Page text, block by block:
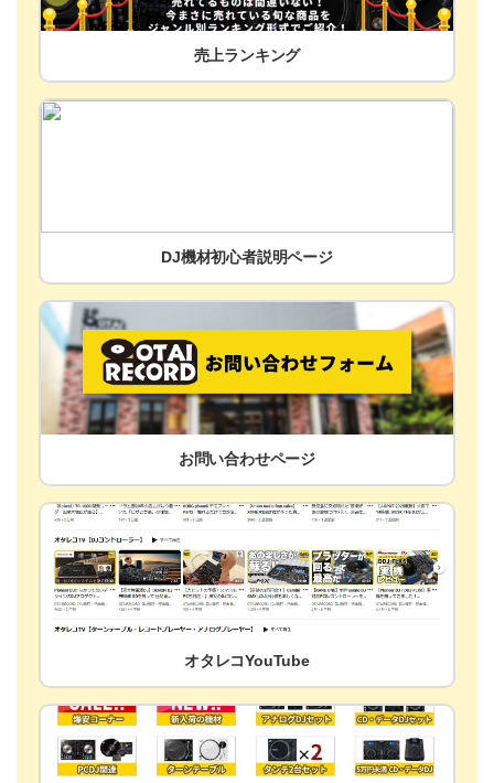
売上ランキング
DJ機材初心者説明ページ
お問い合わせページ
オタレコYouTube